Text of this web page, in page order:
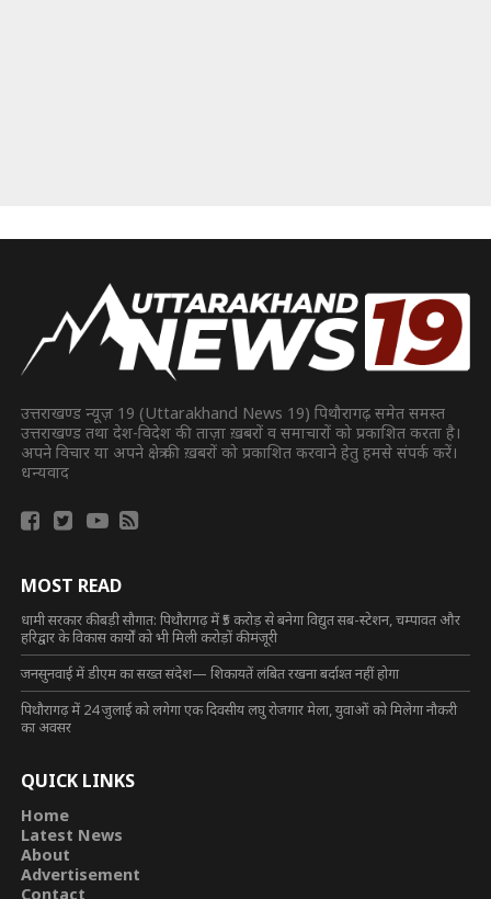
उत्तराखण्ड न्यूज़ 19 (Uttarakhand News 19) पिथौरागढ़ समेत समस्त
उत्तराखण्ड तथा देश-विदेश की ताज़ा ख़बरों व समाचारों को प्रकाशित करता है।
अपने विचार या अपने क्षेत्र की ख़बरों को प्रकाशित करवाने हेतु हमसे संपर्क करें।
धन्यवाद
MOST READ
धामी सरकार की बड़ी सौगात: पिथौरागढ़ में ₹5 करोड़ से बनेगा विद्युत सब-स्टेशन, चम्पावत और
हरिद्वार के विकास कार्यों को भी मिली करोड़ों की मंजूरी
जनसुनवाई में डीएम का सख्त संदेश— शिकायतें लंबित रखना बर्दाश्त नहीं होगा
पिथौरागढ़ में 24 जुलाई को लगेगा एक दिवसीय लघु रोजगार मेला, युवाओं को मिलेगा नौकरी
का अवसर
QUICK LINKS
Home
Latest News
About
Advertisement
Contact